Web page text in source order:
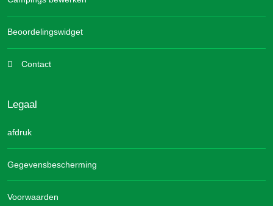
Beoordelingswidget
Contact
Legaal
afdruk
Gegevensbescherming
Voorwaarden